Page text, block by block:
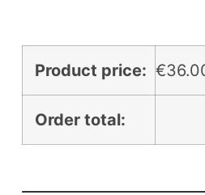
Product price: €
Order total: